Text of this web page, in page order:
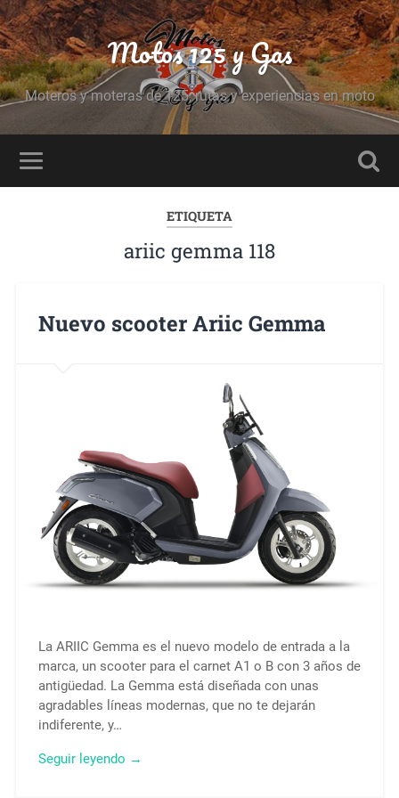
Motos 125 y Gas
Moteros y moteras de 125, rutas y experiencias en moto
ETIQUETA
ariic gemma 118
Nuevo scooter Ariic Gemma
La ARIIC Gemma es el nuevo modelo de entrada a la
marca, un scooter para el carnet A1 o B con 3 años de
antigüedad. La Gemma está diseñada con unas
agradables líneas modernas, que no te dejarán
indiferente, y…
Seguir leyendo →